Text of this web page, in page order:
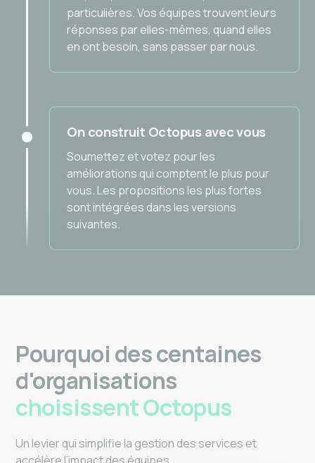
particulières. Vos équipes trouvent leurs
réponses par elles-mêmes, quand elles
en ont besoin, sans passer par nous.
On construit Octopus avec vous
Soumettez et votez pour les
améliorations qui comptent le plus pour
vous. Les propositions les plus fortes
sont intégrées dans les versions
suivantes.
Pourquoi des centaines
d'organisations
choisissent Octopus
Un levier qui simplifie la gestion des services et